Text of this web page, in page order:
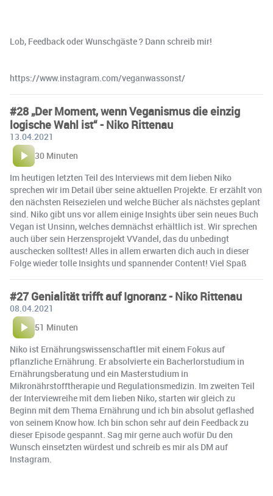
Lob, Feedback oder Wunschgäste ? Dann schreib mir!
https://www.instagram.com/veganwassonst/
#28 „Der Moment, wenn Veganismus die einzig
logische Wahl ist“ - Niko Rittenau
13.04.2021
30 Minuten
Im heutigen letzten Teil des Interviews mit dem lieben Niko
sprechen wir im Detail über seine aktuellen Projekte. Er erzählt von
den nächsten Reisezielen und welche Bücher als nächstes geplant
sind. Niko gibt uns vor allem einige Insights über sein neues Buch
Vegan ist Unsinn, welches demnächst erhältlich ist. Wir sprechen
auch über sein Herzensprojekt VVandel, das du unbedingt
auschecken solltest! Alles in allem erwarten dich auch in dieser
Folge wieder tolle Insights und spannender Content! Viel Spaß
#27 Genialität trifft auf Ignoranz - Niko Rittenau
08.04.2021
51 Minuten
Niko ist Ernährungswissenschaftler mit einem Fokus auf
pflanzliche Ernährung. Er absolvierte ein Bacherlorstudium in
Ernährungsberatung und ein Masterstudium in
Mikronährstofftherapie und Regulationsmedizin. Im zweiten Teil
der Interviewreihe mit dem lieben Niko, starten wir gleich zu
Beginn mit dem Thema Ernährung und ich bin absolut geflashed
von seinem Know how. Ich bin schon sehr auf dein Feedback zu
dieser Episode gespannt. Sag mir gerne auch wofür Du den
Wunsch einsetzten würdest und schreib es mir als DM auf
Instagram.